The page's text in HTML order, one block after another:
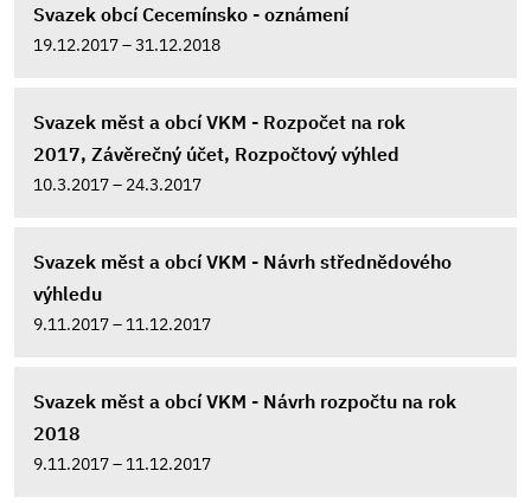
Svazek obcí Cecemínsko - oznámení
19.12.2017 – 31.12.2018
Svazek měst a obcí VKM - Rozpočet na rok
2017, Závěrečný účet, Rozpočtový výhled
10.3.2017 – 24.3.2017
Svazek měst a obcí VKM - Návrh střednědového
výhledu
9.11.2017 – 11.12.2017
Svazek měst a obcí VKM - Návrh rozpočtu na rok
2018
9.11.2017 – 11.12.2017